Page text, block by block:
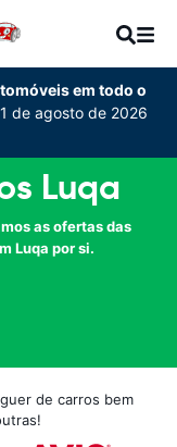
em todo o
de agosto de 2026
Luqa
as ofertas das
Luqa por si.
de carros bem